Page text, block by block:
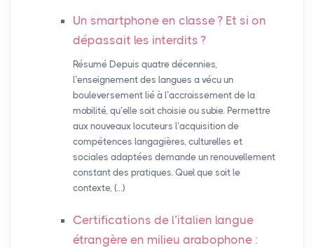
Un smartphone en classe? Et si on
dépassait les interdits ?
Résumé Depuis quatre décennies,
l’enseignement des langues a vécu un
bouleversement lié à l’accroissement de la
mobilité, qu’elle soit choisie ou subie. Permettre
aux nouveaux locuteurs l’acquisition de
compétences langagières, culturelles et
sociales adaptées demande un renouvellement
constant des pratiques. Quel que soit le
contexte, (…)
Certifications de l’italien langue
étrangère en milieu arabophone :